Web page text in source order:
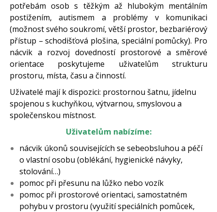
potřebám osob s těžkým až hlubokým mentálním
postižením, autismem a problémy v komunikaci
(možnost svého soukromí, větší prostor, bezbariérový
přístup – schodišťová plošina, speciální pomůcky). Pro
nácvik a rozvoj dovedností prostorové a směrové
orientace poskytujeme uživatelům strukturu
prostoru, místa, času a činností.
Uživatelé mají k dispozici: prostornou šatnu, jídelnu
spojenou s kuchyňkou, výtvarnou, smyslovou a
společenskou místnost.
Uživatelům nabízíme:
nácvik úkonů souvisejících se sebeobsluhou a péčí
o vlastní osobu (oblékání, hygienické návyky,
stolování…)
pomoc při přesunu na lůžko nebo vozík
pomoc při prostorové orientaci, samostatném
pohybu v prostoru (využití speciálních pomůcek,